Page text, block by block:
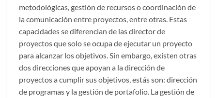
metodológicas, gestión de recursos o coordinación de
la comunicación entre proyectos, entre otras. Estas
capacidades se diferencian de las director de
proyectos que solo se ocupa de ejecutar un proyecto
para alcanzar los objetivos. Sin embargo, existen otras
dos direcciones que apoyan a la dirección de
proyectos a cumplir sus objetivos, estás son: dirección
de programas y la gestión de portafolio. La gestión de